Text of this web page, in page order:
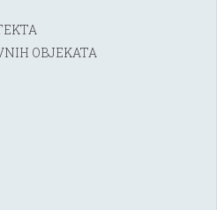
OBJEKATA